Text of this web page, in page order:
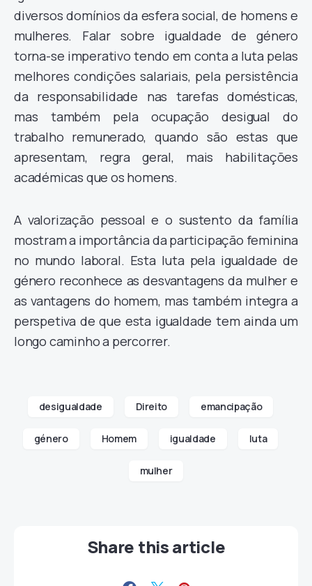
diversos domínios da esfera social, de homens e
mulheres. Falar sobre igualdade de género
torna-se imperativo tendo em conta a luta pelas
melhores condições salariais, pela persistência
da responsabilidade nas tarefas domésticas,
mas também pela ocupação desigual do
trabalho remunerado, quando são estas que
apresentam, regra geral, mais habilitações
académicas que os homens.
A valorização pessoal e o sustento da família
mostram a importância da participação feminina
no mundo laboral. Esta luta pela igualdade de
género reconhece as desvantagens da mulher e
as vantagens do homem, mas também integra a
perspetiva de que esta igualdade tem ainda um
longo caminho a percorrer.
desigualdade Direito emancipação
género Homem igualdade luta
mulher
Share this article